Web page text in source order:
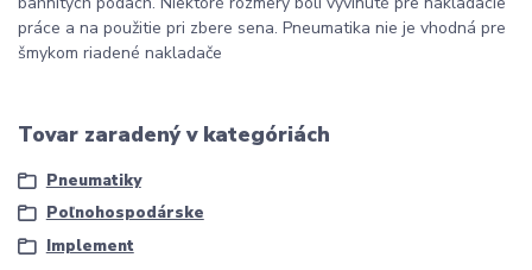
práce a na použitie pri zbere sena. Pneumatika nie je vhodná pre
šmykom riadené nakladače
Tovar zaradený v kategóriách
Pneumatiky
Poľnohospodárske
Implement